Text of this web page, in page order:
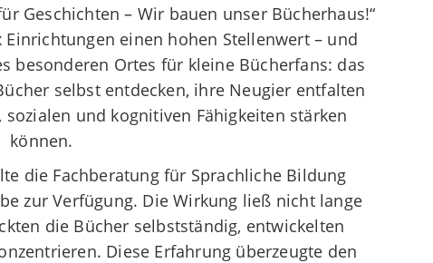
Geschichten – Wir bauen unser Bücherhaus!“
einen hohen Stellenwert – und
besonderen Ortes für kleine Bücherfans: das
selbst entdecken, ihre Neugier entfalten
und kognitiven Fähigkeiten stärken
können.
die Fachberatung für Sprachliche Bildung
zur Verfügung. Die Wirkung ließ nicht lange
die Bücher selbstständig, entwickelten
Diese Erfahrung überzeugte den